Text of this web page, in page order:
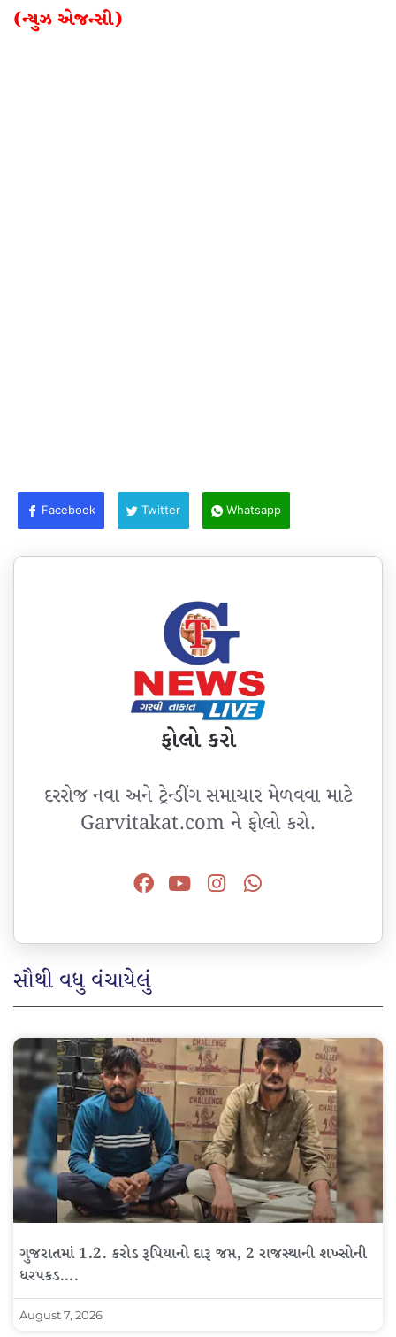
(ન્યુઝ એજન્સી)
Facebook Twitter Whatsapp
ફોલો કરો
દરરોજ નવા અને ટ્રેન્ડીંગ સમાચાર મેળવવા માટે
Garvitakat.com ને ફોલો કરો.
સૌથી વધુ વંચાયેલું
ગુજરાતમાં 1.2. કરોડ રૂપિયાનો દારૂ જપ્ત, 2 રાજસ્થાની શખ્સોની
ધરપકડ….
August 7, 2026